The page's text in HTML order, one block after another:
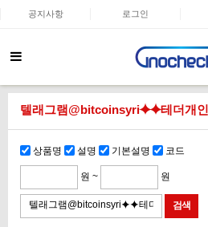
공지사항 로그인
텔래그램@bitcoinsyri⯌⯌테더개인
상품명 설명 기본설명 코드
원 ~ 원